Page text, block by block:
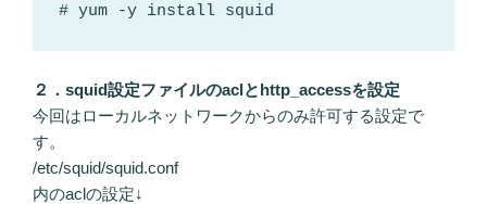
# yum -y install squid
２．squid設定ファイルのaclとhttp_accessを設定
今回はローカルネットワークからのみ許可する設定で
す。
/etc/squid/squid.conf
内のaclの設定↓